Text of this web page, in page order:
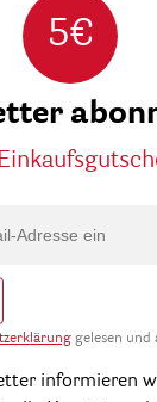
5€
gelesen und
informieren